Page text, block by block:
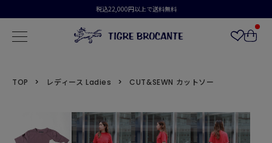
税込22,000円以上で送料無料
TOP レディース Ladies CUT&SEWN カットソー